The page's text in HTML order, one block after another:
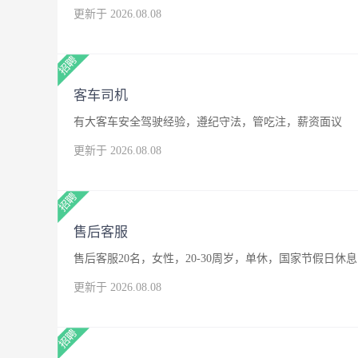
更新于 2026.08.08
客车司机
有大客车安全驾驶经验，遵纪守法，管吃注，薪资面议
更新于 2026.08.08
售后客服
售后客服20名，女性，20-30周岁，单休，国家节假日休息
更新于 2026.08.08